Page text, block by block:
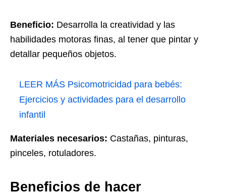
Beneficio: Desarrolla la creatividad y las
habilidades motoras finas, al tener que pintar y
detallar pequeños objetos.
LEER MÁS Psicomotricidad para bebés:
Ejercicios y actividades para el desarrollo
infantil
Materiales necesarios: Castañas, pinturas,
pinceles, rotuladores.
Beneficios de hacer